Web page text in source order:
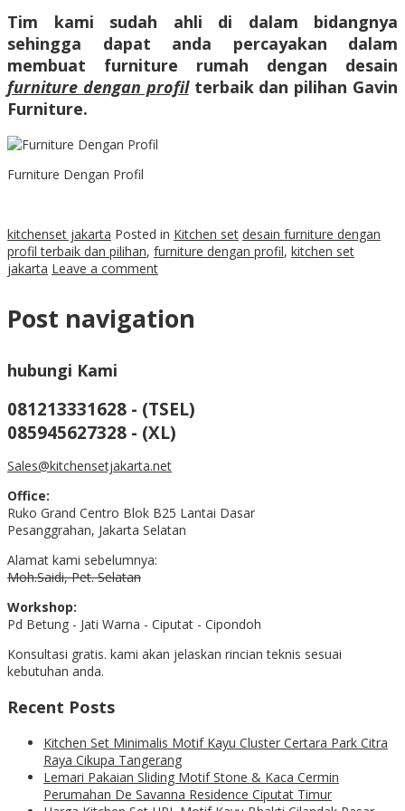
Tim kami sudah ahli di dalam bidangnya
sehingga dapat anda percayakan dalam
membuat furniture rumah dengan desain
furniture dengan profilterbaik dan pilihan Gavin
Furniture.
Furniture Dengan Profil
kitchenset jakarta Posted in Kitchen set desain furniture dengan
profil terbaik dan pilihan, furniture dengan profil, kitchen set
jakarta Leave a comment
Post navigation
hubungi Kami
081213331628 - (TSEL)
085945627328 - (XL)
Sales@kitchensetjakarta.net
Office:
Ruko Grand Centro Blok B25 Lantai Dasar
Pesanggrahan, Jakarta Selatan
Alamat kami sebelumnya:
Moh.Saidi, Pet. Selatan
Workshop:
Pd Betung - Jati Warna - Ciputat - Cipondoh
Konsultasi gratis. kami akan jelaskan rincian teknis sesuai
kebutuhan anda.
Recent Posts
Kitchen Set Minimalis Motif Kayu Cluster Certara Park Citra
Raya Cikupa Tangerang
Lemari Pakaian Sliding Motif Stone & Kaca Cermin
Perumahan De Savanna Residence Ciputat Timur